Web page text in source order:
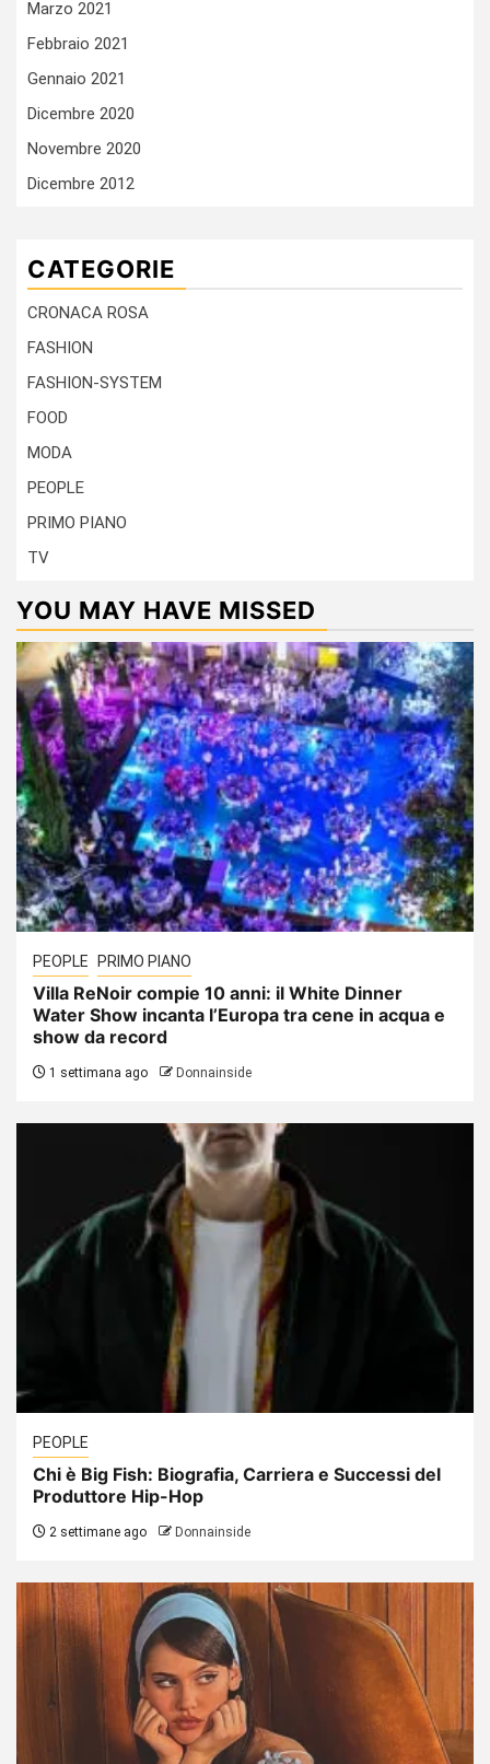
Marzo 2021
Febbraio 2021
Gennaio 2021
Dicembre 2020
Novembre 2020
Dicembre 2012
CATEGORIE
CRONACA ROSA
FASHION
FASHION-SYSTEM
FOOD
MODA
PEOPLE
PRIMO PIANO
TV
YOU MAY HAVE MISSED
PEOPLE PRIMO PIANO
Villa ReNoir compie 10 anni: il White Dinner
Water Show incanta l’Europa tra cene in acqua e
show da record
1 settimana ago Donnainside
PEOPLE
Chi è Big Fish: Biografia, Carriera e Successi del
Produttore Hip-Hop
2 settimane ago Donnainside